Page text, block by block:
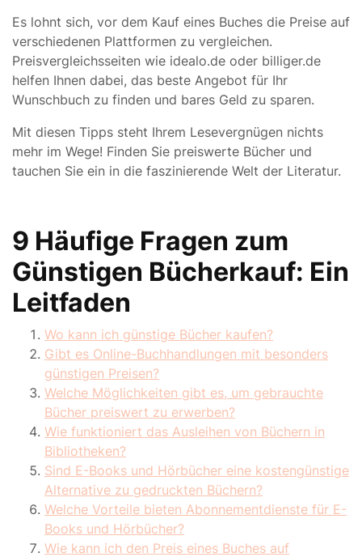
Es lohnt sich, vor dem Kauf eines Buches die Preise auf
verschiedenen Plattformen zu vergleichen.
Preisvergleichsseiten wie idealo.de oder billiger.de
helfen Ihnen dabei, das beste Angebot für Ihr
Wunschbuch zu finden und bares Geld zu sparen.
Mit diesen Tipps steht Ihrem Lesevergnügen nichts
mehr im Wege! Finden Sie preiswerte Bücher und
tauchen Sie ein in die faszinierende Welt der Literatur.
9 Häufige Fragen zum
Günstigen Bücherkauf: Ein
Leitfaden
Wo kann ich günstige Bücher kaufen?
Gibt es Online-Buchhandlungen mit besonders
günstigen Preisen?
Welche Möglichkeiten gibt es, um gebrauchte
Bücher preiswert zu erwerben?
Wie funktioniert das Ausleihen von Büchern in
Bibliotheken?
Sind E-Books und Hörbücher eine kostengünstige
Alternative zu gedruckten Büchern?
Welche Vorteile bieten Abonnementdienste für E-
Books und Hörbücher?
Wie kann ich den Preis eines Buches auf